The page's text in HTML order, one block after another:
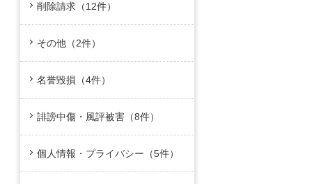
削除請求（12件）
その他（2件）
名誉毀損（4件）
誹謗中傷・風評被害（8件）
個人情報・プライバシー（5件）